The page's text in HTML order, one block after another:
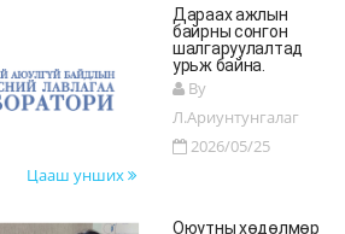
Дараах ажлын
байрны сонгон
шалгаруулалтад
урьж байна.
By
Л.Ариунтунгалаг
2026/05/25
Цааш унших
Оюутны хөдөлмөр